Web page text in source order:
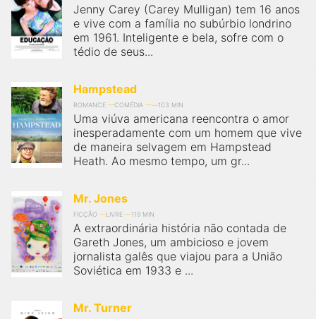
Jenny Carey (Carey Mulligan) tem 16 anos
e vive com a família no subúrbio londrino
em 1961. Inteligente e bela, sofre com o
tédio de seus...
Hampstead
ROMANCE COMÉDIA 103 MIN
Uma viúva americana reencontra o amor
inesperadamente com um homem que vive
de maneira selvagem em Hampstead
Heath. Ao mesmo tempo, um gr...
Mr. Jones
FICÇÃO LIVRE 119 MIN
A extraordinária história não contada de
Gareth Jones, um ambicioso e jovem
jornalista galês que viajou para a União
Soviética em 1933 e ...
Mr. Turner